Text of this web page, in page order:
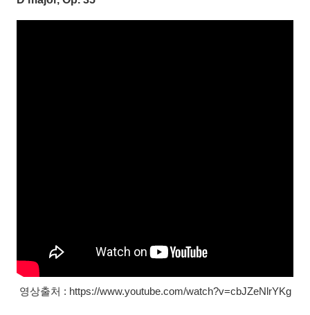
영상출처 : https://www.youtube.com/watch?v=cbJZeNlrYKg